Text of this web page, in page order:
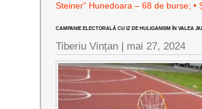
Steiner” Hunedoara – 68 de burse; •
CAMPANIE ELECTORALĂ CU IZ DE HULIGANISM ÎN VALEA
Tiberiu Vințan | mai 27, 2024